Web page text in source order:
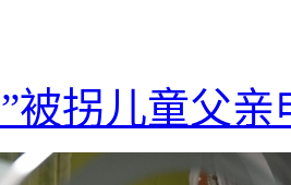
被拐儿童父